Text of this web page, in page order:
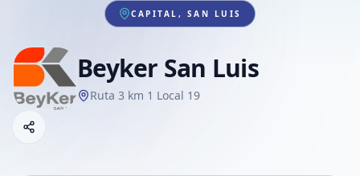
CAPITAL, SAN LUIS
Beyker San Luis
Ruta 3 km 1 Local 19
Compartir empresa